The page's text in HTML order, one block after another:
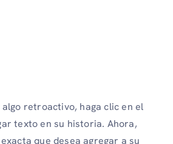
retroactivo, haga clic en el
texto en su historia. Ahora,
que desea agregar a su